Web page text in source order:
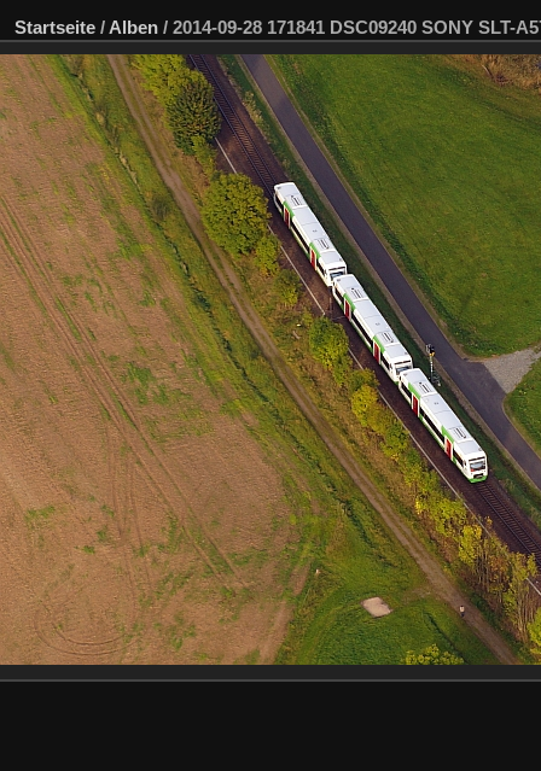
Startseite / Alben / 2014-09-28 171841 DSC09240 SONY SLT-